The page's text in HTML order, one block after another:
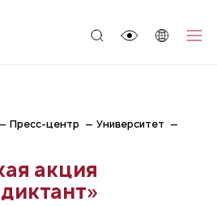
Пресс-центр
Университет
акция